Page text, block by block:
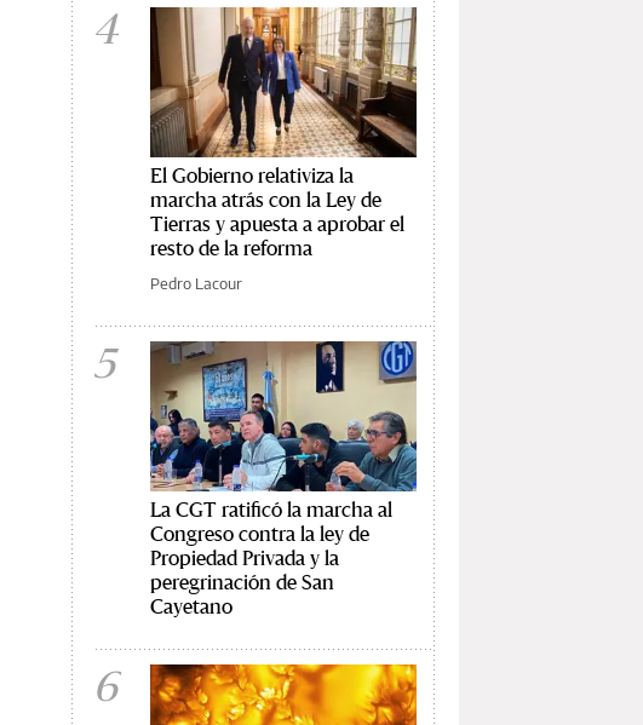
4
El Gobierno relativiza la
marcha atrás con la Ley de
Tierras y apuesta a aprobar el
resto de la reforma
Pedro Lacour
5
La CGT ratificó la marcha al
Congreso contra la ley de
Propiedad Privada y la
peregrinación de San
Cayetano
6